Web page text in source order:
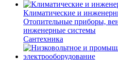
Климатические и
Отопительные приборы,
инженерные системы
Сантехника